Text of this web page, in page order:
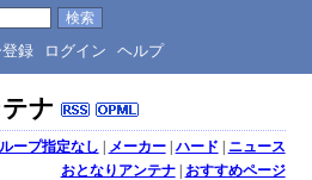
登録 ログイン ヘルプ
テナ
ープ指定なし | メーカー|ハード | ニュース
おとなりアンテナ| おすすめページ